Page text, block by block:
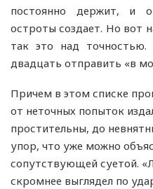
постоянно держит, и
остроты создает. Но вот
так это над
двадцать отправить «в
Причем в этом списке
от неточных попыток
простительны, до
упор, что уже можно
сопутствующей суетой.
скромнее выглядел по